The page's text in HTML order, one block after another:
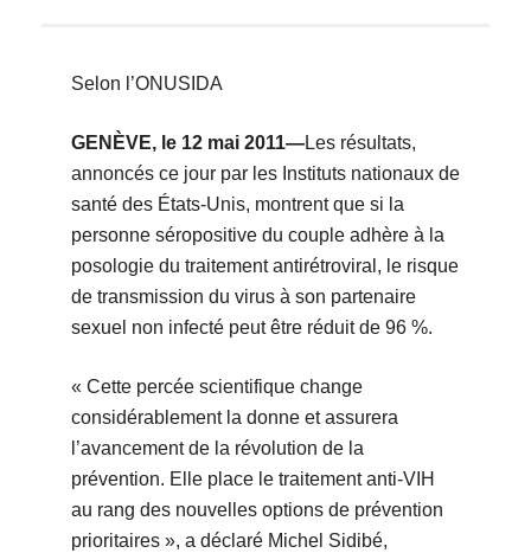
Selon l’ONUSIDA
GENÈVE, le 12 mai 2011—Les résultats,
annoncés ce jour par les Instituts nationaux de
santé des États-Unis, montrent que si la
personne séropositive du couple adhère à la
posologie du traitement antirétroviral, le risque
de transmission du virus à son partenaire
sexuel non infecté peut être réduit de 96 %.
« Cette percée scientifique change
considérablement la donne et assurera
l’avancement de la révolution de la
prévention. Elle place le traitement anti-VIH
au rang des nouvelles options de prévention
prioritaires », a déclaré Michel Sidibé,